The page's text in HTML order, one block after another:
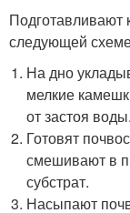
Подготавливают
следующей
На дно
мелкие
от застоя воды.
Готовят
смешивают в
субстрат.
Насыпают